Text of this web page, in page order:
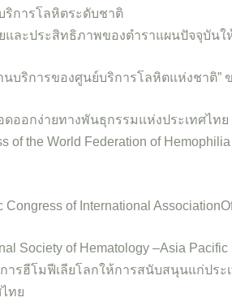
การโลหิตระดับชาติ
ละประสิทธิภาพของตำราแผนปัจจุบันใ
บริการของศูนย์บริการโลหิตแห่งชาติ”
ออกง่ายทางพันธุกรรมแห่งประเทศไทย
of the World Federation of
of International
Society of Hematology –Asia
ารฮีโมฟีเลียโลกให้การสนับสนุนแก่ประ
ทย